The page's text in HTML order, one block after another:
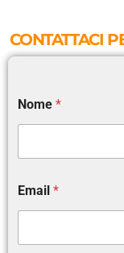
CONTATTACI
Nome *
Email *